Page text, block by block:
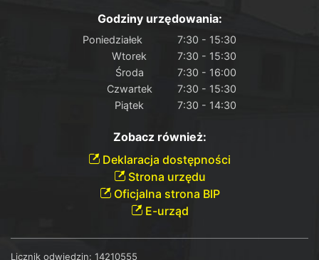
Godziny urzędowania:
Poniedziałek
7:30 - 15:30
Wtorek
7:30 - 15:30
Środa
7:30 - 16:00
Czwartek
7:30 - 15:30
Piątek
7:30 - 14:30
Zobacz również:
Deklaracja dostępności
Strona urzędu
Oficjalna strona BIP
E-urząd
Licznik odwiedzin: 14210555